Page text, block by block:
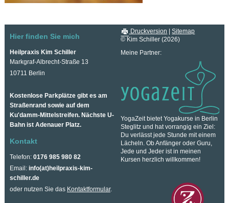
Hier finden Sie mich
Heilpraxis Kim Schiller
Markgraf-Albrecht-Straße 13
10711 Berlin
Kostenlose Parkplätze gibt es am
Straßenrand sowie auf dem
Ku'damm-Mittelstreifen. Nächste U-
Bahn ist Adenauer Platz.
Kontakt
Telefon: 0176 985 980 82
Email: info(at)heilpraxis-kim-
schiller.de
oder nutzen Sie das Kontaktformular.
Druckversion
Sitemap
© Kim Schiller (2026)
Meine Partner:
YogaZeit bietet Yogakurse in Berlin
Steglitz und hat vorrangig ein Ziel:
Du verlässt jede Stunde mit einem
Lächeln. Ob Anfänger oder Guru,
Jede und Jeder ist in meinen
Kursen herzlich willkommen!